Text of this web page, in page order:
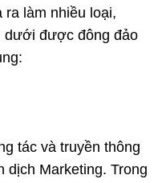
làm nhiều loại,
dưới được đông đảo
tác và truyền thông
dịch Marketing. Trong